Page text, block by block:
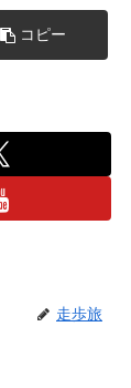
コピー
走歩旅